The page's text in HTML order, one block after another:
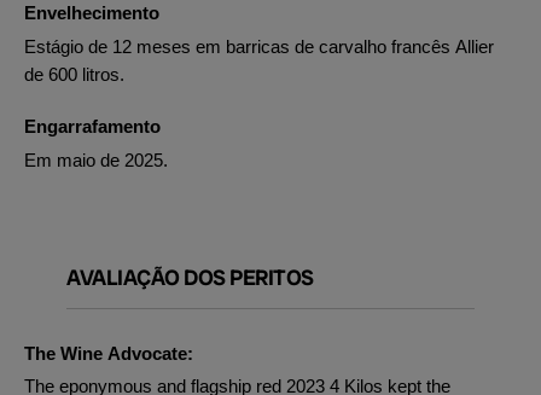
Envelhecimento
Estágio de 12 meses em barricas de carvalho francês Allier
de 600 litros.
Engarrafamento
Em maio de 2025.
AVALIAÇÃO DOS PERITOS
The Wine Advocate:
The eponymous and flagship red 2023 4 Kilos kept the